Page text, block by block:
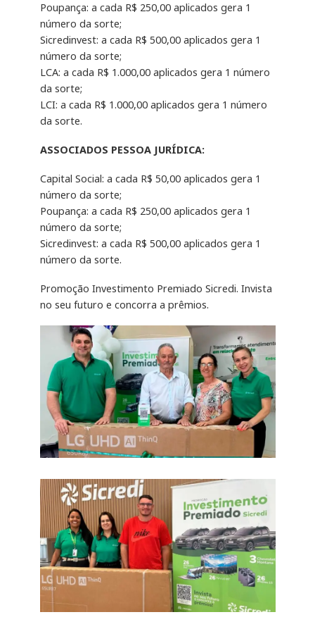
Poupança: a cada R$ 250,00 aplicados gera 1
número da sorte;
Sicredinvest: a cada R$ 500,00 aplicados gera 1
número da sorte;
LCA: a cada R$ 1.000,00 aplicados gera 1 número
da sorte;
LCI: a cada R$ 1.000,00 aplicados gera 1 número
da sorte.
ASSOCIADOS PESSOA JURÍDICA:
Capital Social: a cada R$ 50,00 aplicados gera 1
número da sorte;
Poupança: a cada R$ 250,00 aplicados gera 1
número da sorte;
Sicredinvest: a cada R$ 500,00 aplicados gera 1
número da sorte.
Promoção Investimento Premiado Sicredi. Invista
no seu futuro e concorra a prêmios.